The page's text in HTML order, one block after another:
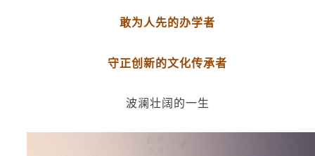
敢为人先的办学者
守正创新的文化传承者
波澜壮阔的一生